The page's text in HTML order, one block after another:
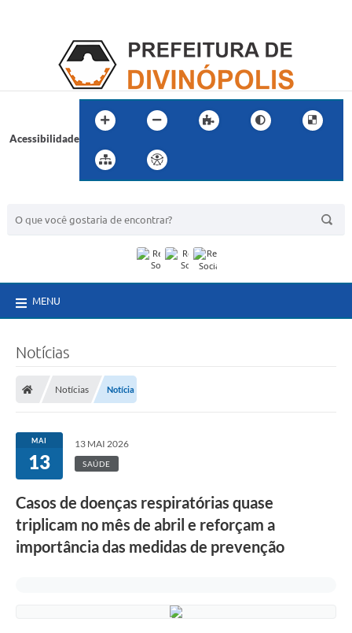
Acessibilidade
MENU
Notícias
Notícias Notícia
MAI
13
13 MAI 2026
SAÚDE
Casos de doenças respiratórias quase
triplicam no mês de abril e reforçam a
importância das medidas de prevenção